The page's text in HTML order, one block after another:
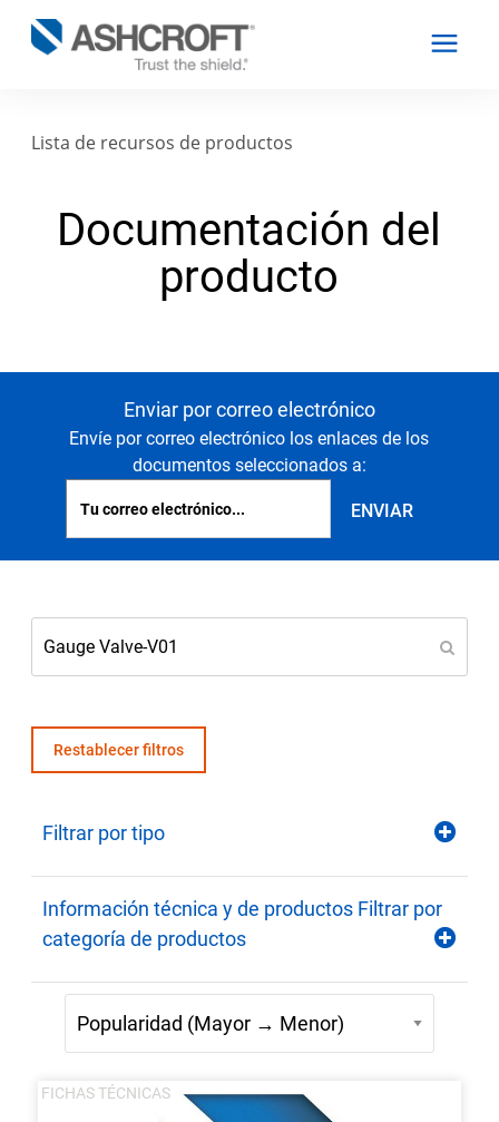
Productos
Recursos
Acerca de
Seleccione una zona geográfica
Carreras profesionales
Póngase en contacto
Lista de recursos de productos
Documentación del
producto
Enviar por correo electrónico
Envíe por correo electrónico los enlaces de los
documentos seleccionados a:
Restablecer filtros
Filtrar por tipo
Información técnica y de productos Filtrar por
categoría de productos
FICHAS TÉCNICAS